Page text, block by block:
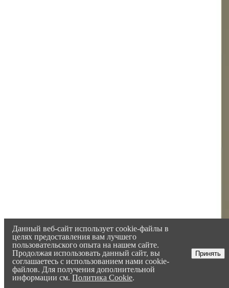
Данный веб-сайт использует cookie-файлы в
целях предоставления вам лучшего
пользовательского опыта на нашем сайте.
Продолжая использовать данный сайт, вы
соглашаетесь с использованием нами cookie-
файлов. Для получения дополнительной
информации см.Политика Cookie.
Принять